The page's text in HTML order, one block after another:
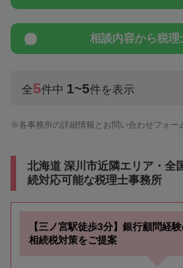
相談内容から税理
全5件中 1~5件を表示
各事務所の詳細情報とお問い合わせフォー
北海道 深川市近隣エリア・全
続対応可能な税理士事務所
【三ノ宮駅徒歩3分】銀行顧問経
相続税対策をご提案